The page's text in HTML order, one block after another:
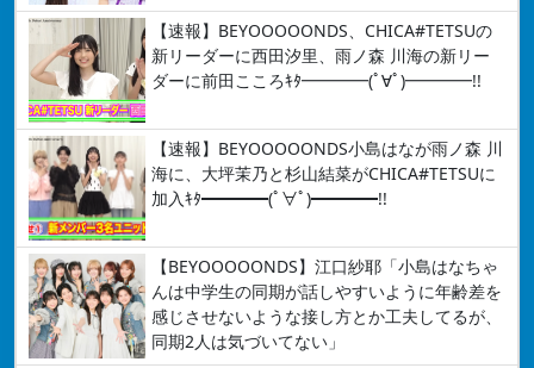
【速報】BEYOOOOONDS、CHICA#TETSUの
新リーダーに西田汐里、雨ノ森 川海の新リー
ダーに前田こころｷﾀ━━━━(ﾟ∀ﾟ)━━━━!!
【速報】BEYOOOOONDS小島はなが雨ノ森 川
海に、大坪茉乃と杉山結菜がCHICA#TETSUに
加入ｷﾀ━━━━(ﾟ∀ﾟ)━━━━!!
【BEYOOOOONDS】江口紗耶「小島はなちゃ
んは中学生の同期が話しやすいように年齢差を
感じさせないような接し方とか工夫してるが、
同期2人は気づいてない」